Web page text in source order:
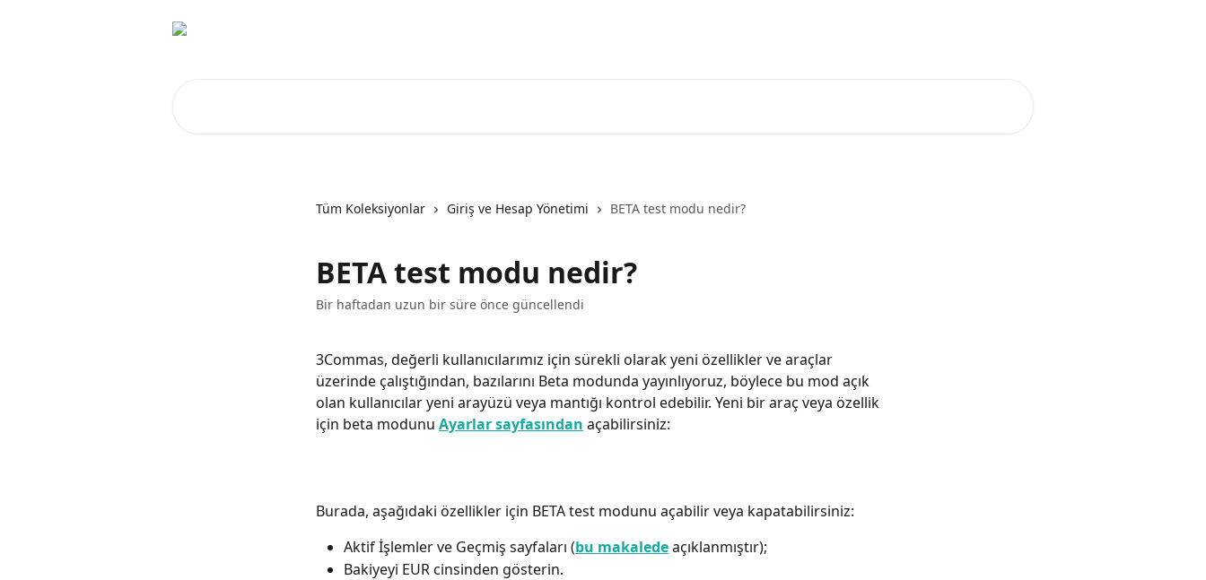
Tüm Koleksiyonlar Giriş ve Hesap Yönetimi BETA test modu nedir?
BETA test modu nedir?
Bir haftadan uzun bir süre önce güncellendi
3Commas, değerli kullanıcılarımız için sürekli olarak yeni özellikler ve araçlar
üzerinde çalıştığından, bazılarını Beta modunda yayınlıyoruz, böylece bu mod açık
olan kullanıcılar yeni arayüzü veya mantığı kontrol edebilir. Yeni bir araç veya özellik
için beta modunu Ayarlar sayfasından açabilirsiniz:
Burada, aşağıdaki özellikler için BETA test modunu açabilir veya kapatabilirsiniz:
Aktif İşlemler ve Geçmiş sayfaları (bu makalede açıklanmıştır);
Bakiyeyi EUR cinsinden gösterin.